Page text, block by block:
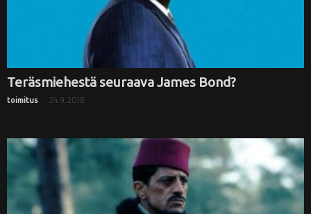
Teräsmiehestä seuraava James Bond?
toimitus - 24.9.2018